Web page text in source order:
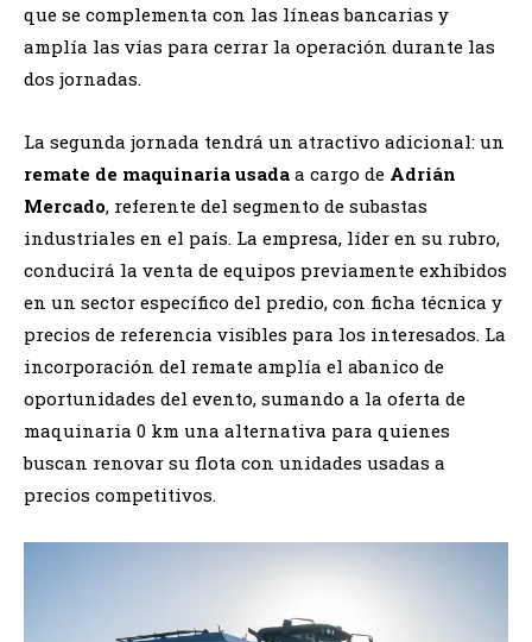
que se complementa con las líneas bancarias y
amplía las vías para cerrar la operación durante las
dos jornadas.
La segunda jornada tendrá un atractivo adicional: un
remate de maquinaria usada a cargo de Adrián
Mercado, referente del segmento de subastas
industriales en el país. La empresa, líder en su rubro,
conducirá la venta de equipos previamente exhibidos
en un sector específico del predio, con ficha técnica y
precios de referencia visibles para los interesados. La
incorporación del remate amplía el abanico de
oportunidades del evento, sumando a la oferta de
maquinaria 0 km una alternativa para quienes
buscan renovar su flota con unidades usadas a
precios competitivos.